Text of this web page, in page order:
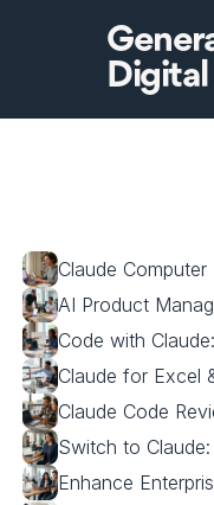
Digital
Claude
AI Product
Code with
Claude for Excel
Claude Code
Switch to
Enhance